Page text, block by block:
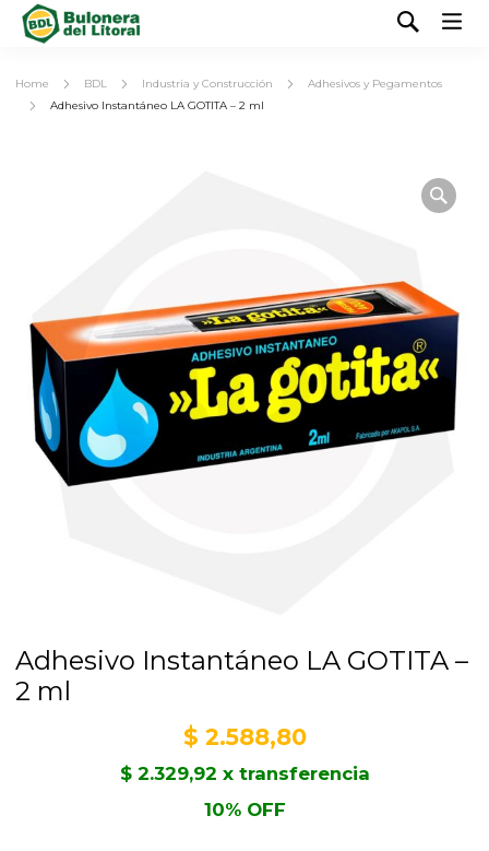
Home BDL Industria y Construcción
Adhesivos y Pegamentos
Adhesivo Instantáneo LA GOTITA – 2 ml
Adhesivo Instantáneo LA GOTITA –
2 ml
$ 2.588,80
$2.329,92 x transferencia
10% OFF